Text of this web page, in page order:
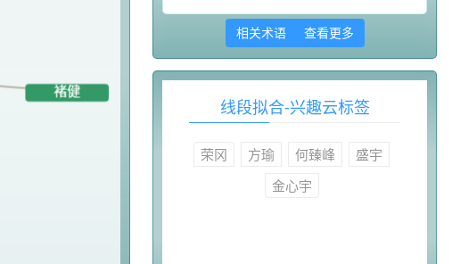
相关术语 查看更多
线段拟合-兴趣云标签
荣冈 方瑜 何臻峰
盛宇
金心宇